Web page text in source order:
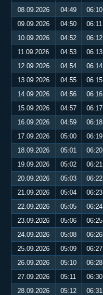
08.09.2026
04:49 06:10
09.09.2026
04:50 06:11
10.09.2026
04:52 06:12
11.09.2026
04:53 06:13
12.09.2026
04:54 06:14
13.09.2026
04:55 06:15
14.09.2026
04:56 06:16
15.09.2026
04:57 06:17
16.09.2026
04:59 06:18
17.09.2026
05:00 06:19
18.09.2026
05:01 06:20
19.09.2026
05:02 06:21
20.09.2026
05:03 06:22
21.09.2026
05:04 06:23
22.09.2026
05:05 06:24
23.09.2026
05:06 06:25
24.09.2026
05:08 06:26
25.09.2026
05:09 06:27
26.09.2026
05:10 06:28
27.09.2026
05:11 06:30
28.09.2026
05:12 06:31